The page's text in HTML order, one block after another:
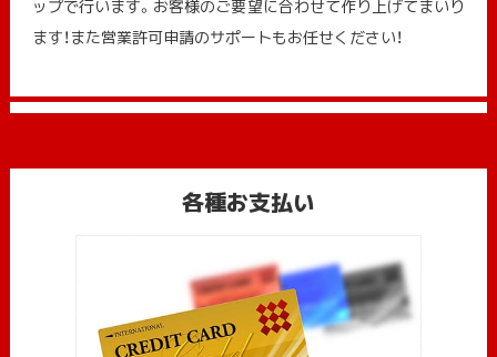
ップで行います。お客様のご要望に合わせて作り上げてまいり
ます！また営業許可申請のサポートもお任せください！
各種お支払い